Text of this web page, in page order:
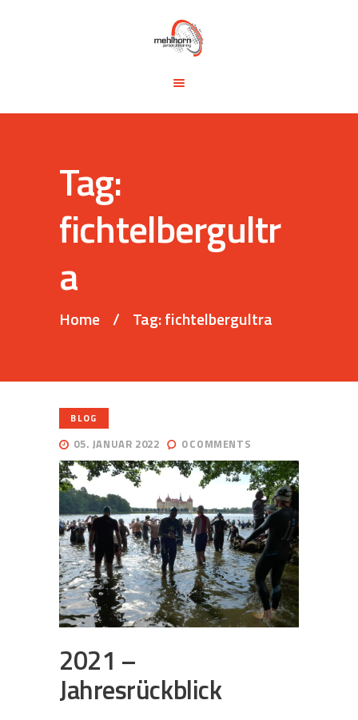
Tag:
fichtelbergultr
a
Home Tag: fichtelbergultra
KONTAKT
BLOG
05. JANUAR 2022 0COMMENTS
2021 –
Jahresrückblick